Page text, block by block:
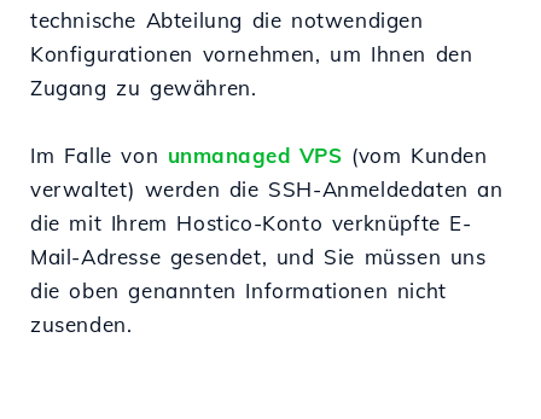
technische Abteilung die notwendigen
Konfigurationen vornehmen, um Ihnen den
Zugang zu gewähren.
Im Falle von unmanaged VPS (vom Kunden
verwaltet) werden die SSH-Anmeldedaten an
die mit Ihrem Hostico-Konto verknüpfte E-
Mail-Adresse gesendet, und Sie müssen uns
die oben genannten Informationen nicht
zusenden.